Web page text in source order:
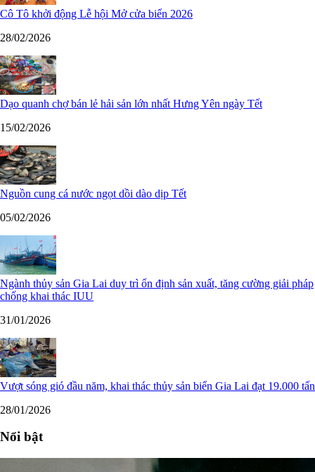
Cô Tô khởi động Lễ hội Mở cửa biển 2026
28/02/2026
Dạo quanh chợ bán lẻ hải sản lớn nhất Hưng Yên ngày Tết
15/02/2026
Nguồn cung cá nước ngọt dồi dào dịp Tết
05/02/2026
Ngành thủy sản Gia Lai duy trì ổn định sản xuất, tăng cường giải pháp
chống khai thác IUU
31/01/2026
Vượt sóng gió đầu năm, khai thác thủy sản biển Gia Lai đạt 19.000 tấn
28/01/2026
Nổi bật